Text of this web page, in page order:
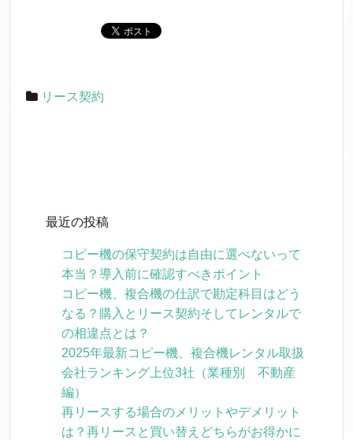
リース契約
最近の投稿
コピー機の保守契約は自由に選べないって
本当？導入前に確認すべきポイント
コピー機、複合機の仕訳で勘定科目はどう
なる？購入とリース契約そしてレンタルで
の相違点とは？
2025年最新コピー機、複合機レンタル取扱
会社ランキング上位3社（業種別 不動産
編）
再リースする場合のメリットやデメリット
は？再リースと買い替えどちらがお得かに